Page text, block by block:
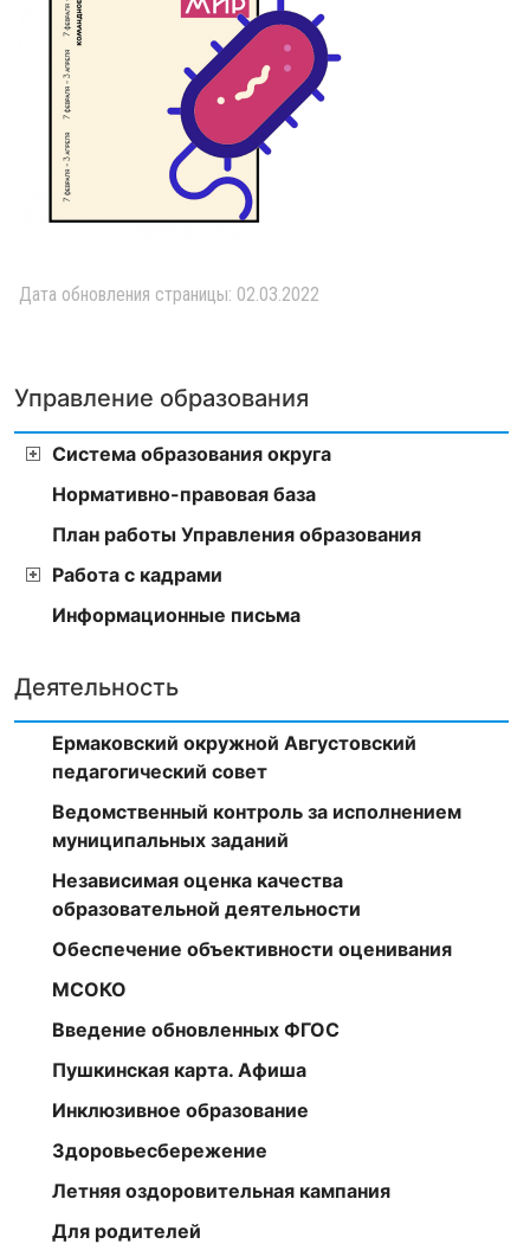
Управление образования
Система образования округа
Нормативно-правовая база
План работы Управления образования
Работа с кадрами
Информационные письма
Деятельность
Ермаковский окружной Августовский
педагогический совет
Ведомственный контроль за исполнением
муниципальных заданий
Независимая оценка качества
образовательной деятельности
Обеспечение объективности оценивания
МСОКО
Введение обновленных ФГОС
Пушкинская карта. Афиша
Инклюзивное образование
Здоровьесбережение
Летняя оздоровительная кампания
Для родителей
Дата обновления страницы: 02.03.2022